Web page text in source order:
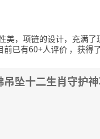
美，项链的设计，充满了
前已有60+人评价 ，获得
吊坠十二生肖守护